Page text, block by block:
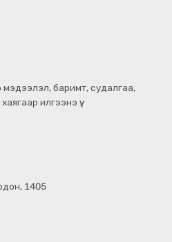
баримт, судалгаа,
илгээнэ үү.
1405